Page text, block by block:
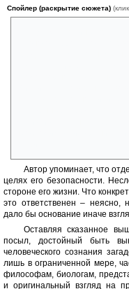
Спойлер (раскрытие сюжета)
Автор упоминает, что
целях его безопасности.
стороне его жизни. Что
это ответственен – неясно,
дало бы основание иначе
Оставляя сказанное
посыл, достойный быть
человеческого сознания
лишь в ограниченной мере,
философам, биологам,
и оригинальный взгляд на